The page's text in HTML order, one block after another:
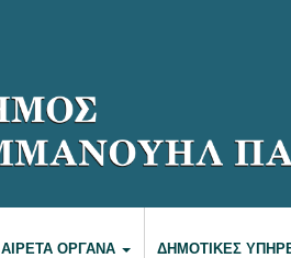
ΑΙΡΕΤΆ ΌΡΓΑΝΑ ΔΗΜΟΤΙΚΈΣ